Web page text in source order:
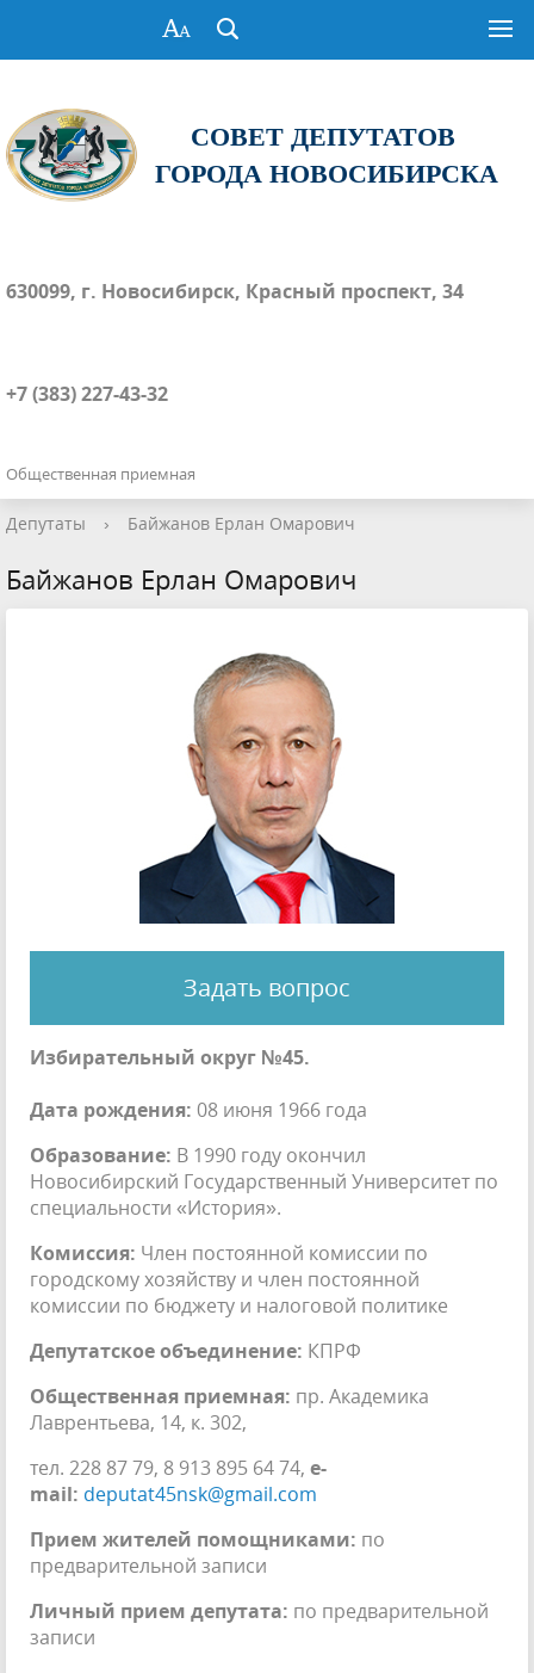
СОВЕТ ДЕПУТАТОВ
ГОРОДА НОВОСИБИРСКА
630099, г. Новосибирск, Красный проспект, 34
+7 (383) 227-43-32
Общественная приемная
Депутаты › Байжанов Ерлан Омарович
Байжанов Ерлан Омарович
Задать вопрос
Избирательный округ №45.
Дата рождения: 08 июня 1966 года
Образование: В 1990 году окончил
Новосибирский Государственный Университет по
специальности «История».
Комиссия: Член постоянной комиссии по
городскому хозяйству и член постоянной
комиссии по бюджету и налоговой политике
Депутатское объединение: КПРФ
Общественная приемная: пр. Академика
Лаврентьева, 14, к. 302,
тел. 228 87 79, 8 913 895 64 74, e-
mail: deputat45nsk@gmail.com
Прием жителей помощниками: по
предварительной записи
Личный прием депутата: по предварительной
записи